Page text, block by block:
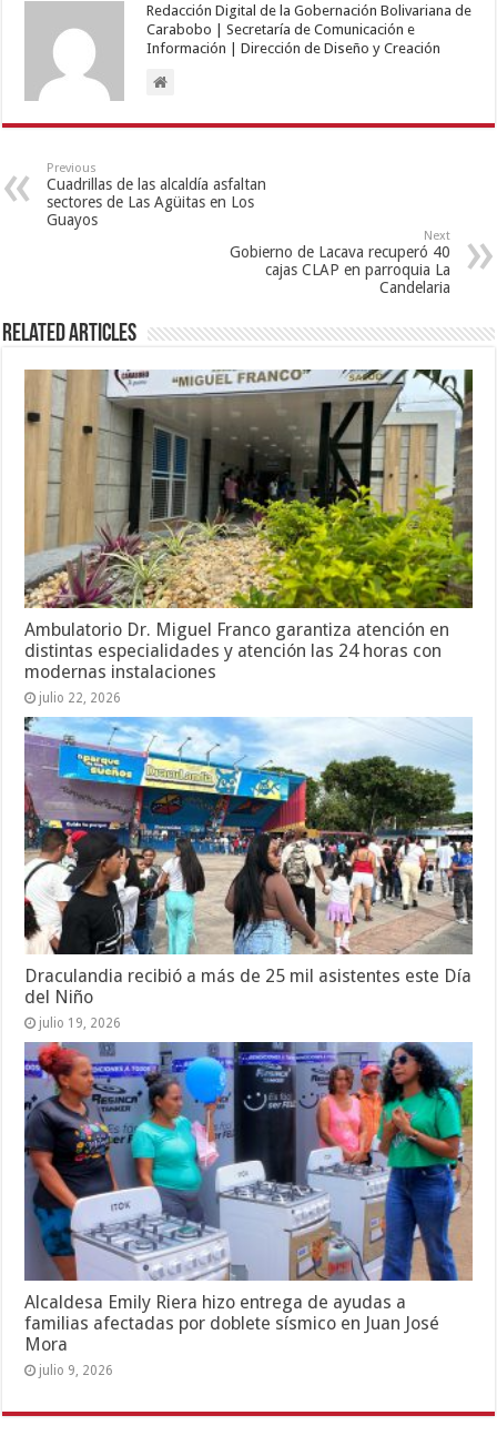
Redacción Digital de la Gobernación Bolivariana de
Carabobo | Secretaría de Comunicación e
Información | Dirección de Diseño y Creación
Previous
Cuadrillas de las alcaldía asfaltan
sectores de Las Agüitas en Los
Guayos
Next
Gobierno de Lacava recuperó 40
cajas CLAP en parroquia La
Candelaria
Related Articles
Ambulatorio Dr. Miguel Franco garantiza atención en
distintas especialidades y atención las 24 horas con
modernas instalaciones
julio 22, 2026
Draculandia recibió a más de 25 mil asistentes este Día
del Niño
julio 19, 2026
Alcaldesa Emily Riera hizo entrega de ayudas a
familias afectadas por doblete sísmico en Juan José
Mora
julio 9, 2026